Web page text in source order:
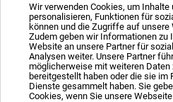
Wir verwenden Cookies, um Inhalte
personalisieren, Funktionen für
können und die Zugriffe auf unsere
Zudem geben wir Informationen zu
Website an unsere Partner für
Analysen weiter. Unsere Partner
möglicherweise mit weiteren Daten
bereitgestellt haben oder die sie im
Dienste gesammelt haben. Sie
Cookies, wenn Sie unsere
Paketsnöre
95,00 SEK *